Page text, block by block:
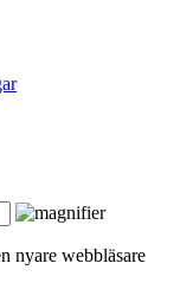
nyare webbläsare